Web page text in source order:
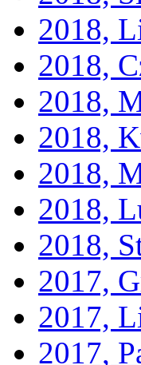
2018,
2018,
2018,
2018,
2018,
2018,
2018,
2017,
2017,
2017,